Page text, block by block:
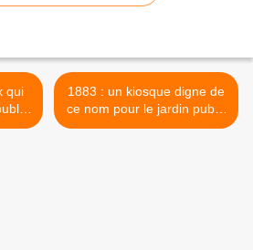
1883 : un kiosque digne de
ce nom pour le jardin public
(article 4/7) >